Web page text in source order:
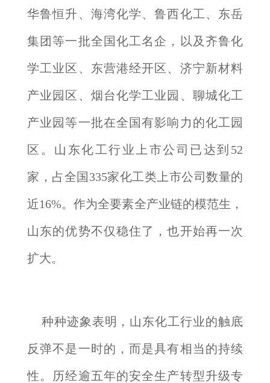
华鲁恒升、海湾化学、鲁西化工、东岳
集团等一批全国化工名企，以及齐鲁化
学工业区、东营港经开区、济宁新材料
产业园区、烟台化学工业园、聊城化工
产业园等一批在全国有影响力的化工园
区。山东化工行业上市公司已达到52
家，占全国335家化工类上市公司数量的
近16%。作为全要素全产业链的模范生，
山东的优势不仅稳住了，也开始再一次
扩大。
种种迹象表明，山东化工行业的触底
反弹不是一时的，而是具有相当的持续
性。历经逾五年的安全生产转型升级专